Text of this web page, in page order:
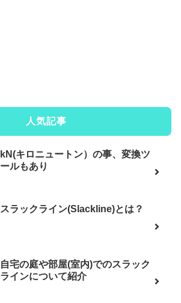
人気記事
kN(キロニュートン）の事、変換ツ
ールもあり
スラックライン(Slackline)とは？
自宅の庭や部屋(室内)でのスラック
ラインについて紹介